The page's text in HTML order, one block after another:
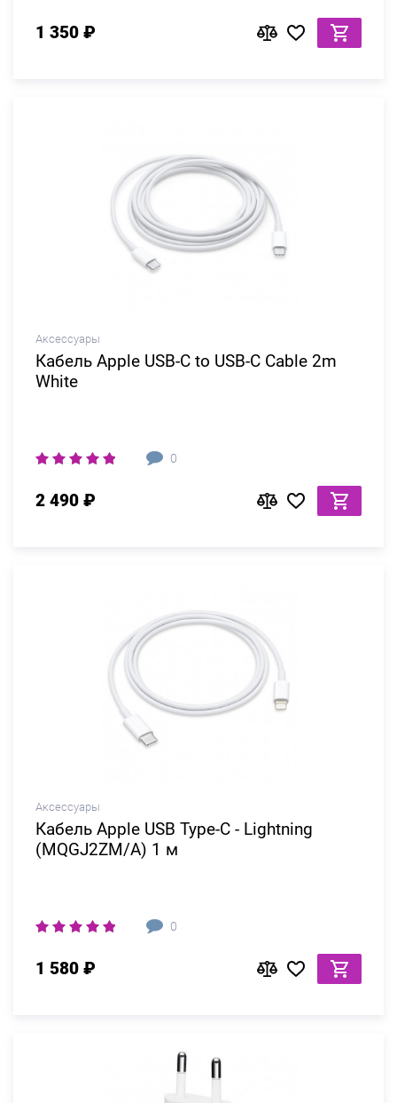
1 350 ₽
Аксессуары
Кабель Apple USB-C to USB-C Cable 2m
White
0
2 490 ₽
Аксессуары
Кабель Apple USB Type-C - Lightning
(MQGJ2ZM/A) 1 м
0
1 580 ₽